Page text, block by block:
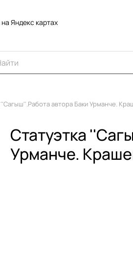
Яндекс картах
автора Баки Урманче.
Статуэтка
Урманче.